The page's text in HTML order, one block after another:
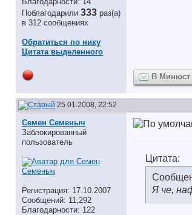
Поблагодарили 333 раз(а)
в 312 сообщениях
Обратиться по нику
Цитата выделенного
В Минюст
25.01.2008, 22:52
Семен Семеныч
Заблокированный
пользователь
Регистрация: 17.10.2007
Сообщений: 11,292
Благодарности: 122
Цитата:
Я че,